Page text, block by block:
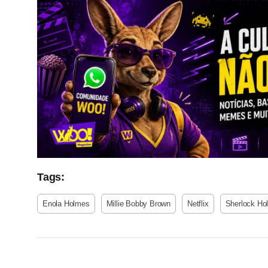
Tags:
Enola Holmes Millie Bobby Brown Netflix Sherlock